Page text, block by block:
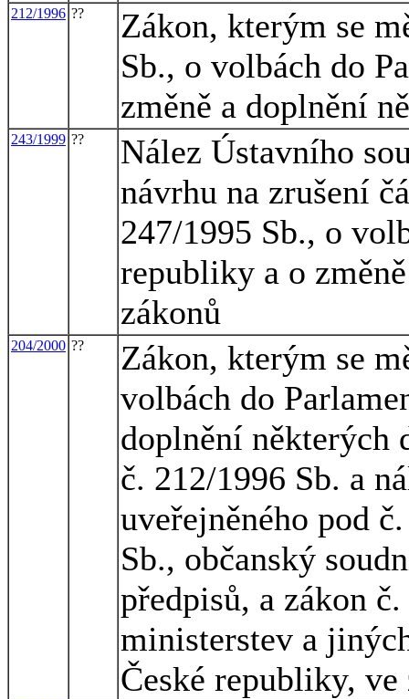
212/1996 ??
Zákon, kterým se
Sb., o volbách do
změně a doplnění
243/1999 ??
Nález Ústavního
návrhu na zrušení
247/1995 Sb., o
republiky a o
zákonů
204/2000 ??
Zákon, kterým se
volbách do
doplnění některých
č. 212/1996 Sb. a
uveřejněného pod
Sb., občanský
předpisů, a zákon
ministerstev a
České republiky,